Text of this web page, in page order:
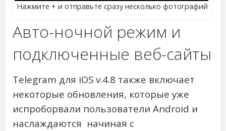
Нажмите + и отправьте сразу несколько фотографий
Авто-ночной режим и
подключенные веб-сайты
Telegram для iOS v.4.8 также включает
некоторые обновления, которые уже
испроборвали пользователи Android и
наслаждаются начиная с